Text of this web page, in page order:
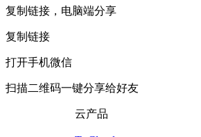
复制链接，电脑端分享
复制链接
打开手机微信
扫描二维码一键分享给好友
云产品